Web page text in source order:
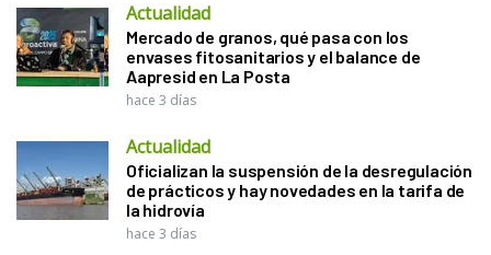
Actualidad
Mercado de granos, qué pasa con los
envases fitosanitarios y el balance de
Aapresid en La Posta
hace 3 días
Actualidad
Oficializan la suspensión de la desregulación
de prácticos y hay novedades en la tarifa de
la hidrovía
hace 3 días